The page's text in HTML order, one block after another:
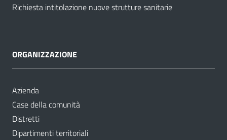
Richiesta intitolazione nuove strutture sanitarie
ORGANIZZAZIONE
Azienda
Case della comunità
Distretti
Dipartimenti territoriali